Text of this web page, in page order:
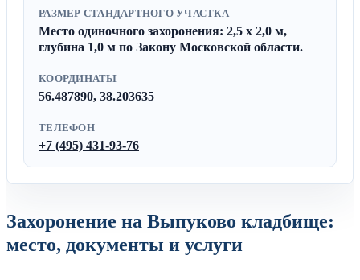
РАЗМЕР СТАНДАРТНОГО УЧАСТКА
Место одиночного захоронения: 2,5 x 2,0 м,
глубина 1,0 м по Закону Московской области.
КООРДИНАТЫ
56.487890, 38.203635
ТЕЛЕФОН
+7 (495) 431-93-76
Захоронение на Выпуково кладбище:
место, документы и услуги